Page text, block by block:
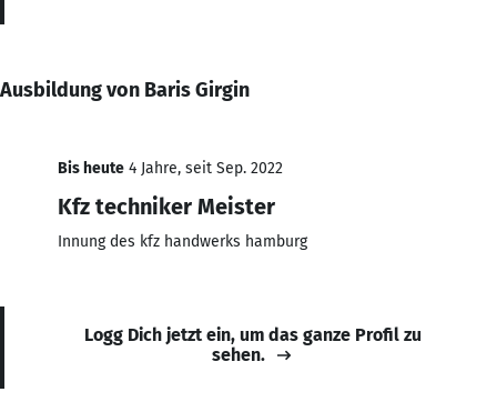
Ausbildung von Baris Girgin
Bis heute 4 Jahre, seit Sep. 2022
Kfz techniker Meister
Innung des kfz handwerks hamburg
Logg Dich jetzt ein, um das ganze Profil zu
sehen.